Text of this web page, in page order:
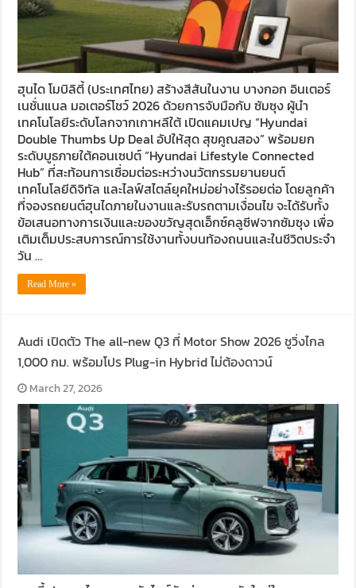
ฮุนได โมบิลิตี้ (ประเทศไทย) สร้างสีสันในงาน บางกอก อินเตอร์
เนชั่นแนล มอเตอร์โชว์ 2026 ด้วยการจับมือกับ ซัมซุง ผู้นำ
เทคโนโลยีระดับโลกจากเกาหลีใต้ เปิดแคมเปญ “Hyundai
Double Thumbs Up Deal อัปให้สุด สุขคูณสอง” พร้อมยก
ระดับบูธภายใต้คอนเซปต์ “Hyundai Lifestyle Connected
Hub” ที่สะท้อนการเชื่อมต่อระหว่างนวัตกรรมยานยนต์
เทคโนโลยีดิจิทัล และไลฟ์สไตล์ยุคใหม่อย่างไร้รอยต่อ โดยลูกค้า
ที่จองรถยนต์ฮุนไดภายในงานและรับรถตามเงื่อนไข จะได้รับทั้ง
ข้อเสนอทางการเงินและของขวัญสุดเอ็กซ์คลูซีฟจากซัมซุง เพื่อ
เติมเต็มประสบการณ์การใช้งานทั้งบนท้องถนนและในชีวิตประจำ
วัน …
Read More »
Audi เปิดตัว The all-new Q3 ที่ Motor Show 2026 ชูวิ่งไกล
1,000 กม. พร้อมโปร Plug-in Hybrid ไม่ต้องดาวน์
March 27, 2026